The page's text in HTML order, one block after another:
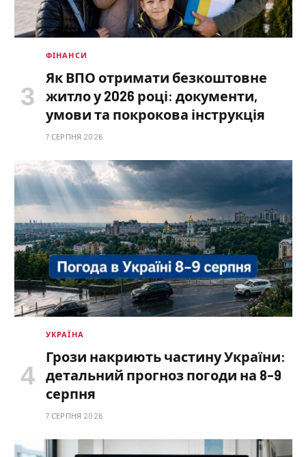
ФІНАНСИ
Як ВПО отримати безкоштовне
житло у 2026 році: документи,
умови та покрокова інструкція
7 СЕРПНЯ 2026
УКРАЇНА
Грози накриють частину України:
детальний прогноз погоди на 8–9
серпня
7 СЕРПНЯ 2026